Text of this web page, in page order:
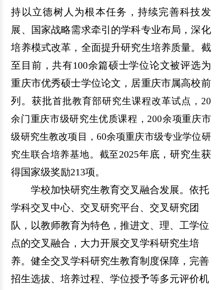
持以立德树人为根本任务， 持续完善科技发
展、国家战略需求牵引的学科专业布局，深化
培养模式改革，全面提升研究生培养质量。 截
至目前 ，共有100余篇硕士学位论文被评选为
重庆市优秀硕士学位论文，居重庆市属高校前
列 。获批首批教育部研究生课程改革试点， 20
余门重庆市级研究生优质课程，200余项重庆市
级研究生教改项目，60余项重庆市级专业学位研
究生联合培养基地。 截至2025年底，研究生获
得国家级奖励213项。
学校加快研究生教育交叉融合发展。依托
学科交叉中心、交叉研究平台、交叉研究团
队，以教师教育为特色，推进文、理、工学位
点的交叉融合，大力开展交叉学科研究生培
养。健全交叉学科研究生教育制度保障，完善
招生选拔、培养过程、学位授予等多元评价机